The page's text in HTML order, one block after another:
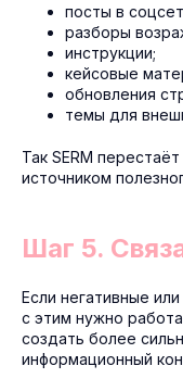
посты в
разборы
инструкции;
кейсовые
обновления
темы для
Так SERM
источником
Шаг 5.
Если негативные
с этим нужно
создать более
информационный